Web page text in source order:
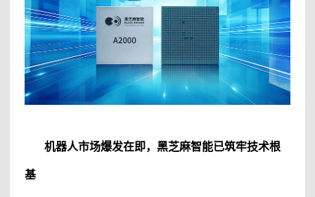
机器人市场爆发在即， 黑芝麻智能已筑牢技术根
基